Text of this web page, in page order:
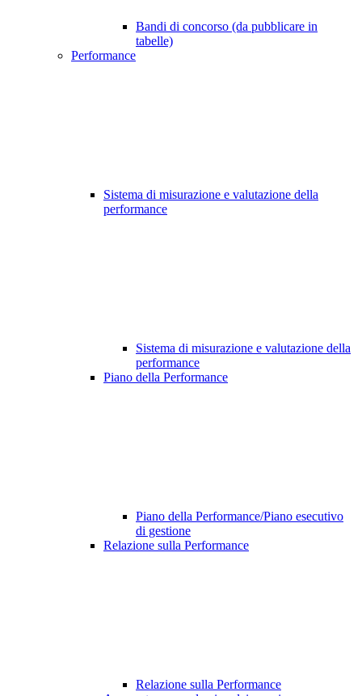
Bandi di concorso (da pubblicare in
tabelle)
Performance
Sistema di misurazione e valutazione della
performance
Sistema di misurazione e valutazione della
performance
Piano della Performance
Piano della Performance/Piano esecutivo
di gestione
Relazione sulla Performance
Relazione sulla Performance